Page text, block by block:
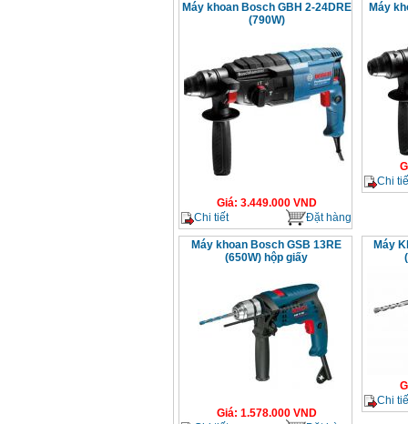
Máy khoan Bosch GBH 2-24DRE
(790W)
Giá: 3.449.000VND
Chi tiết
Đặt hàng
Máy
Chi
Máy khoan Bosch GSB 13RE
(650W) hộp giấy
Giá: 1.578.000VND
Máy
Chi